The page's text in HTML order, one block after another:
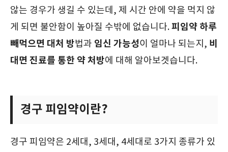
않는 경우가 생길 수 있는데, 제 시간 안에 약을 먹지 않
게 되면 불안함이 높아질 수밖에 없습니다.피임약 하루
빼먹으면 대처 방법과 임신 가능성이 얼마나 되는지, 비
대면 진료를 통한 약 처방에 대해 알아보겟습니다.
경구 피임약이란?
경구 피임약은 2세대, 3세대, 4세대로 3가지 종류가 있